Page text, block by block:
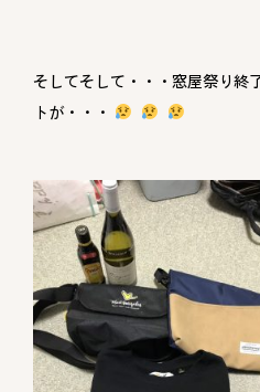
そしてそして・・・窓屋祭り終
トが・・・